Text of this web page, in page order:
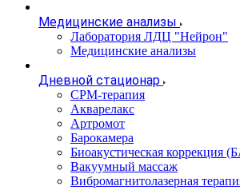
Медицинские анализы
Лаборатория ЛДЦ "Нейрон"
Медицинские анализы
Дневной стационар
CPM-терапия
Акварелакс
Артромот
Барокамера
Биоакустическая коррекция
Вакуумный массаж
Вибромагнитолазерная